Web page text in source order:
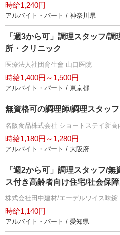
時給1,240円
アルバイト・パート / 神奈川県
「週3から可」調理スタッフ/
所・クリニック
医療法人社団育生會 山口医院
時給1,400円～1,500円
アルバイト・パート / 東京都
無資格可の調理師/調理スタッフ
名阪食品株式会社 ショートステイ新高
時給1,180円～1,280円
アルバイト・パート / 大阪府
「週2から可」調理スタッフ/
ス付き高齢者向け住宅/社会保
株式会社田中建材/エーデルワイス味鋺
時給1,140円
アルバイト・パート / 愛知県